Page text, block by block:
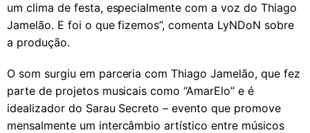
um clima de festa, especialmente com a voz do Thiago
Jamelão. E foi o que fizemos”, comenta LyNDoN sobre
a produção.
O som surgiu em parceria com Thiago Jamelão, que fez
parte de projetos musicais como “AmarElo” e é
idealizador do Sarau Secreto – evento que promove
mensalmente um intercâmbio artístico entre músicos